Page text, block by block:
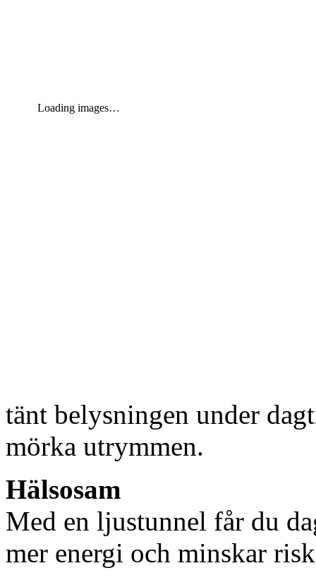
Loading images…
tänt belysningen under
mörka utrymmen.
Hälsosam
Med en ljustunnel får du
mer energi och minskar